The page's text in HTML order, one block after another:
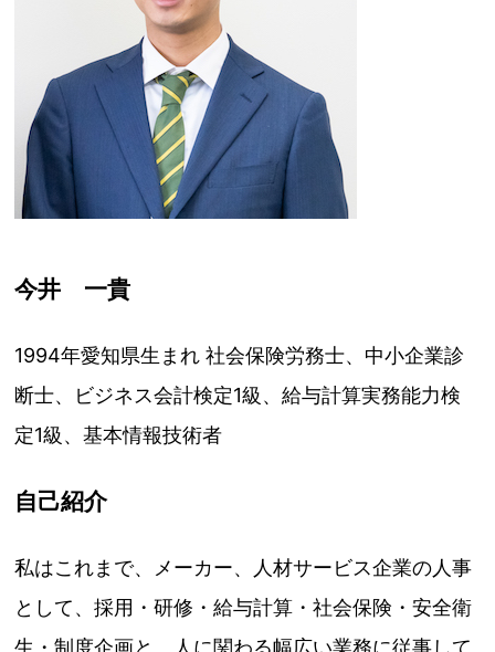
今井 一貴
1994年愛知県生まれ 社会保険労務士、中小企業診
断士、ビジネス会計検定1級、給与計算実務能力検
定1級、基本情報技術者
自己紹介
私はこれまで、メーカー、人材サービス企業の人事
として、採用・研修・給与計算・社会保険・安全衛
生・制度企画と、人に関わる幅広い業務に従事して